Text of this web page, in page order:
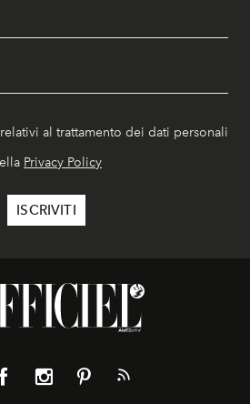
al trattamento dei dati personali
Privacy Policy